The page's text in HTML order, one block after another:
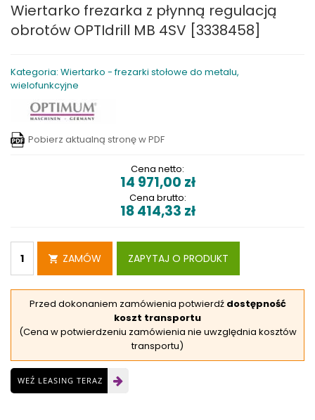
Wiertarko frezarka z płynną regulacją
obrotów OPTIdrill MB 4SV [3338458]
Kategoria: Wiertarko - frezarki stołowe do metalu,
wielofunkcyjne
Pobierz aktualną stronę w PDF
Cena netto:
14 971,00 zł
Cena brutto:
18 414,33 zł
ZAMÓW ZAPYTAJ O PRODUKT
Przed dokonaniem zamówienia potwierdź dostępność
koszt transportu
(Cena w potwierdzeniu zamówienia nie uwzględnia kosztów
transportu)
WEŹ LEASING TERAZ